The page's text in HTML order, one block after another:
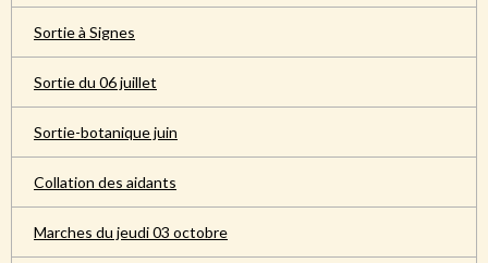
Sortie à Signes
Sortie du 06 juillet
Sortie-botanique juin
Collation des aidants
Marches du jeudi 03 octobre